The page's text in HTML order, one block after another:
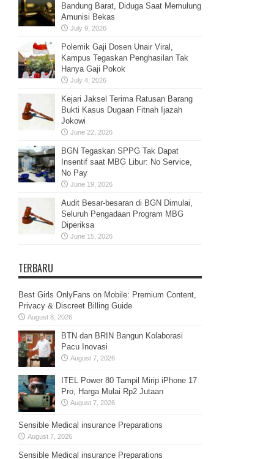
Bandung Barat, Diduga Saat Memulung
Amunisi Bekas
July 9, 2026
Polemik Gaji Dosen Unair Viral,
Kampus Tegaskan Penghasilan Tak
Hanya Gaji Pokok
July 4, 2026
Kejari Jaksel Terima Ratusan Barang
Bukti Kasus Dugaan Fitnah Ijazah
Jokowi
June 22, 2026
BGN Tegaskan SPPG Tak Dapat
Insentif saat MBG Libur: No Service,
No Pay
June 19, 2026
Audit Besar-besaran di BGN Dimulai,
Seluruh Pengadaan Program MBG
Diperiksa
June 15, 2026
TERBARU
Best Girls OnlyFans on Mobile: Premium Content,
Privacy & Discreet Billing Guide
August 8, 2026
BTN dan BRIN Bangun Kolaborasi
Pacu Inovasi
August 7, 2026
ITEL Power 80 Tampil Mirip iPhone 17
Pro, Harga Mulai Rp2 Jutaan
August 7, 2026
Sensible Medical insurance Preparations
August 7, 2026
Sensible Medical insurance Preparations